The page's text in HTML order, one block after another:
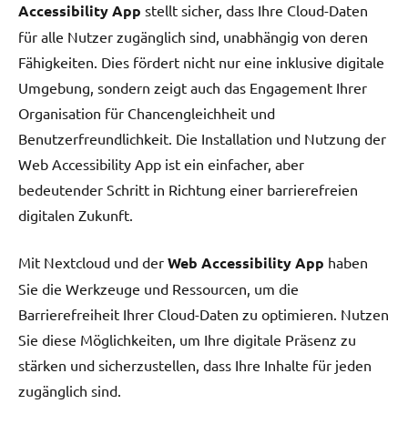
Accessibility App stellt sicher, dass Ihre Cloud-Daten
für alle Nutzer zugänglich sind, unabhängig von deren
Fähigkeiten. Dies fördert nicht nur eine inklusive digitale
Umgebung, sondern zeigt auch das Engagement Ihrer
Organisation für Chancengleichheit und
Benutzerfreundlichkeit. Die Installation und Nutzung der
Web Accessibility App ist ein einfacher, aber
bedeutender Schritt in Richtung einer barrierefreien
digitalen Zukunft.
Mit Nextcloud und der Web Accessibility App haben
Sie die Werkzeuge und Ressourcen, um die
Barrierefreiheit Ihrer Cloud-Daten zu optimieren. Nutzen
Sie diese Möglichkeiten, um Ihre digitale Präsenz zu
stärken und sicherzustellen, dass Ihre Inhalte für jeden
zugänglich sind.